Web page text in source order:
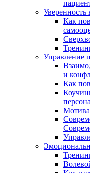
Уверенность
Как
Управление
и
Как